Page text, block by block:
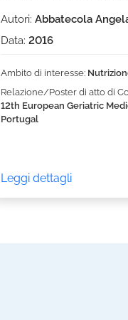
Autori: Abbatecola
Data: 2016
Ambito di interesse:
Relazione/Poster di atto di
12th European Geriatric
Portugal
Leggi dettagli